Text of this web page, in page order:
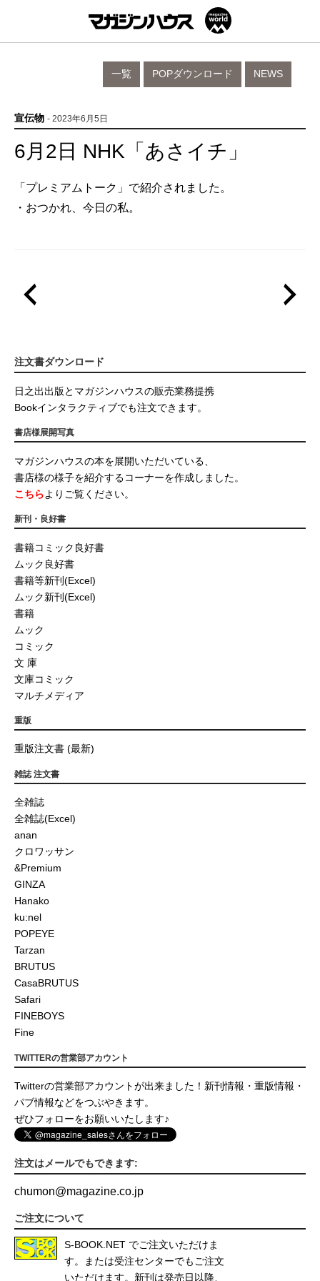
NEWS
POPダウンロード
一覧
宣伝物 - 2023年6月5日
6月2日 NHK「あさイチ」
「プレミアムトーク」で紹介されました。
・おつかれ、今日の私。
注文書ダウンロード
日之出出版とマガジンハウスの販売業務提携
Bookインタラクティブでも注文できます。
書店様展開写真
マガジンハウスの本を展開いただいている、
書店様の様子を紹介するコーナーを作成しました。
こちらよりご覧ください。
新刊・良好書
書籍コミック良好書
ムック良好書
書籍等新刊(Excel)
ムック新刊(Excel)
書籍
ムック
コミック
文 庫
文庫コミック
マルチメディア
重版
重版注文書 (最新)
雑誌 注文書
全雑誌
全雑誌(Excel)
anan
クロワッサン
&Premium
GINZA
Hanako
ku:nel
POPEYE
Tarzan
BRUTUS
CasaBRUTUS
Safari
FINEBOYS
Fine
TWITTERの営業部アカウント
Twitterの営業部アカウントが出来ました！新刊情報・重版情報・
パブ情報などをつぶやきます。
ぜひフォローをお願いいたします♪
注文はメールでもできます:
chumon@magazine.co.jp
ご注文について
S-BOOK.NET でご注文いただけま
す。または受注センターでもご注文
いただけます。新刊は発売日以降、